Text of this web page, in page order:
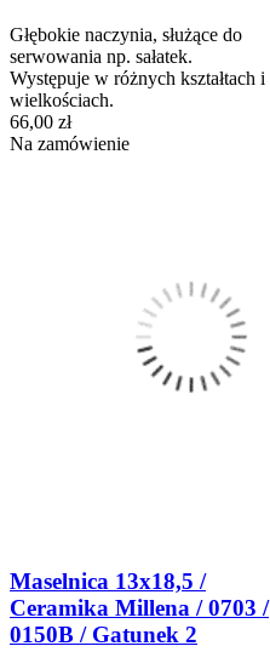
Głębokie naczynia, służące do
serwowania np. sałatek.
Występuje w różnych kształtach i
wielkościach.
66,00 zł
Na zamówienie
Maselnica 13x18,5 /
Ceramika Millena / 0703 /
0150B / Gatunek 2